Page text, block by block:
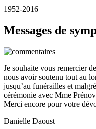
1952-2016
Messages de
Je souhaite vous remercier
nous avoir soutenu tout au
jusqu’au funérailles et
cérémonie avec Mme
Merci encore pour votre
Danielle Daoust